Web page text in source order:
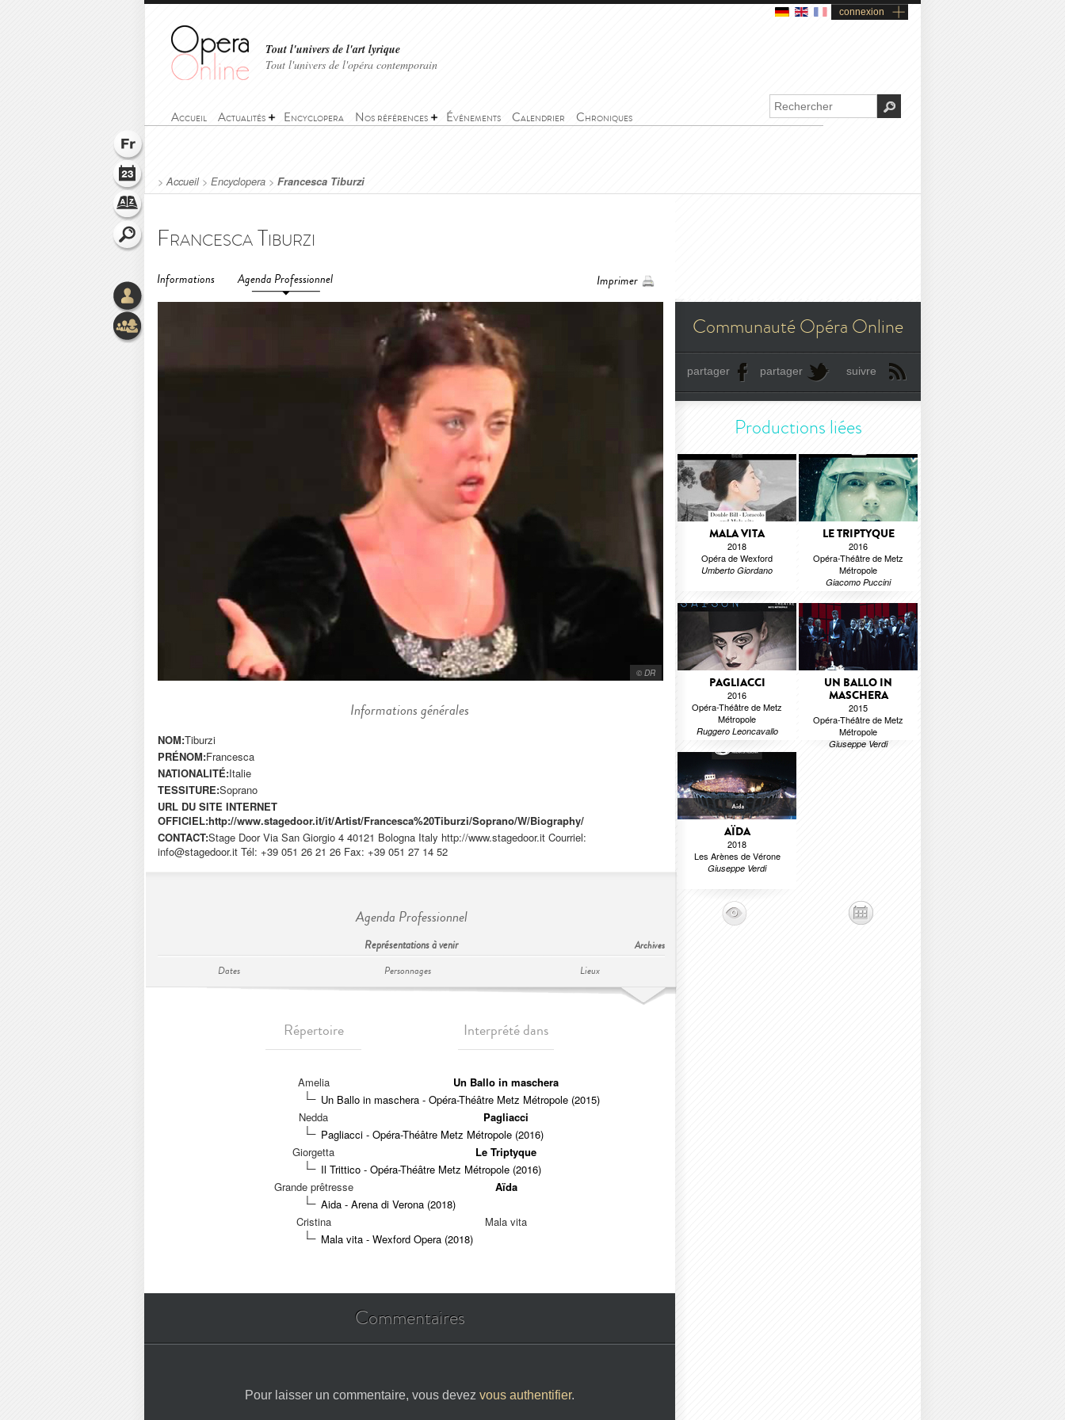
connexion
Tout l'univers de l'art lyrique
Tout l'univers de l'opéra contemporain
Accueil Actualités Encyclopera Nos références Événements Calendrier Chroniques
>Accueil> Encyclopera > Francesca Tiburzi
Francesca Tiburzi
Informations Agenda Professionnel Imprimer
© DR
Informations générales
NOM:Tiburzi
PRÉNOM:Francesca
NATIONALITÉ:Italie
TESSITURE:Soprano
URL DU SITE INTERNET
OFFICIEL:http://www.stagedoor.it/it/Artist/Francesca%20Tiburzi/Soprano/W/Biography/
CONTACT:Stage Door Via San Giorgio 4 40121 Bologna Italy http://www.stagedoor.it Courriel:
info@stagedoor.it Tél: +39 051 26 21 26 Fax: +39 051 27 14 52
Agenda Professionnel
Représentations à venir Archives
Dates Personnages Lieux
Répertoire Interprété dans
Amelia
Un Ballo in maschera
Un Ballo in maschera - Opéra-Théâtre Metz Métropole (2015)
Nedda
Pagliacci
Pagliacci - Opéra-Théâtre Metz Métropole (2016)
Giorgetta
Le Triptyque
Il Trittico - Opéra-Théâtre Metz Métropole (2016)
Grande prêtresse
Aïda
Aida - Arena di Verona (2018)
Cristina
Mala vita
Mala vita - Wexford Opera (2018)
Commentaires
Pour laisser un commentaire, vous devez vous authentifier.
Communauté Opéra Online
partager partager suivre
Productions liées
MALA VITA
2018
Opéra de Wexford
Umberto Giordano
LE TRIPTYQUE
2016
Opéra-Théâtre de Metz
Métropole
Giacomo Puccini
PAGLIACCI
2016
Opéra-Théâtre de Metz
Métropole
Ruggero Leoncavallo
UN BALLO IN
MASCHERA
2015
Opéra-Théâtre de Metz
Métropole
Giuseppe Verdi
AÏDA
2018
Les Arènes de Vérone
Giuseppe Verdi